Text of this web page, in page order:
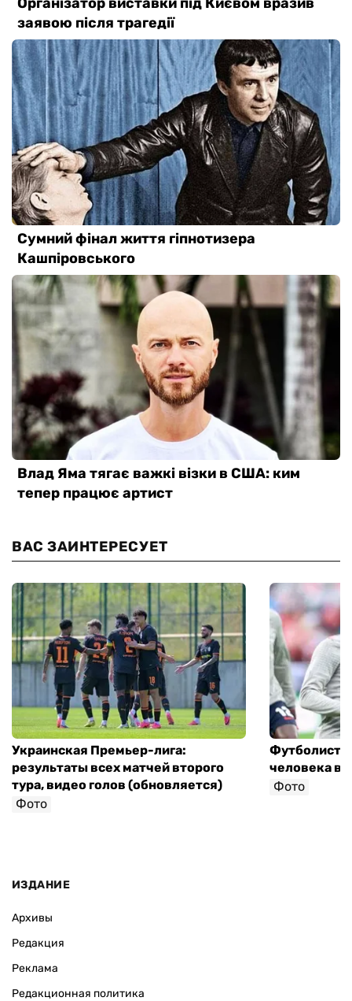
ВАС ЗАИНТЕРЕСУЕТ
Украинская Премьер-лига:
результаты всех матчей второго
тура, видео голов (обновляется)
Фото
Футболист
человека в
Фото
ИЗДАНИЕ
Архивы
Редакция
Реклама
Редакционная политика